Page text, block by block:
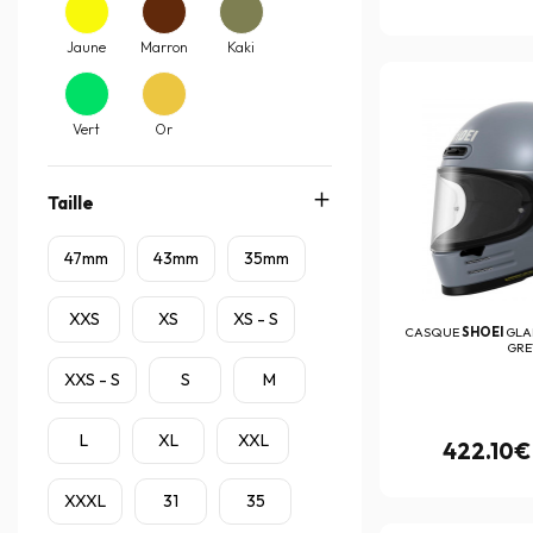
Bowtex (22)
Brembo (690)
BS Battery (40)
Bullster (102)
C-Racer
Caberg (5)
Cardo (43)
Centauro (1)
Chaft (237)
Ctek (1)
Cycra
D.I.D (4)
Dainese (496)
Jaune Marron Kaki
Vert Or
Taille
47mm 43mm 35mm
XXS XS XS - S
XXS - S S M
L XL XXL
XXXL 31 35
CASQUESHOEI
422.10€